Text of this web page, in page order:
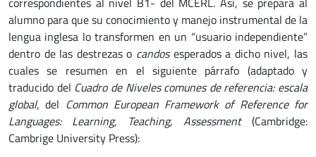
alumno para que su conocimiento y manejo instrumental de la
lengua inglesa lo transformen en un “usuario independiente”
dentro de las destrezas o candosesperados a dicho nivel, las
cuales se resumen en el siguiente párrafo (adaptado y
traducido del Cuadro de Niveles comunes de referencia: escala
global, del Common European Framework of Reference for
Languages: Learning, Teaching, Assessment(Cambridge:
Cambrige University Press):